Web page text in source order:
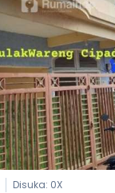
Disuka: 0X